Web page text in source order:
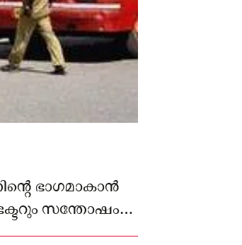
ഭാഗമാകാൻ
സന്തോഷം